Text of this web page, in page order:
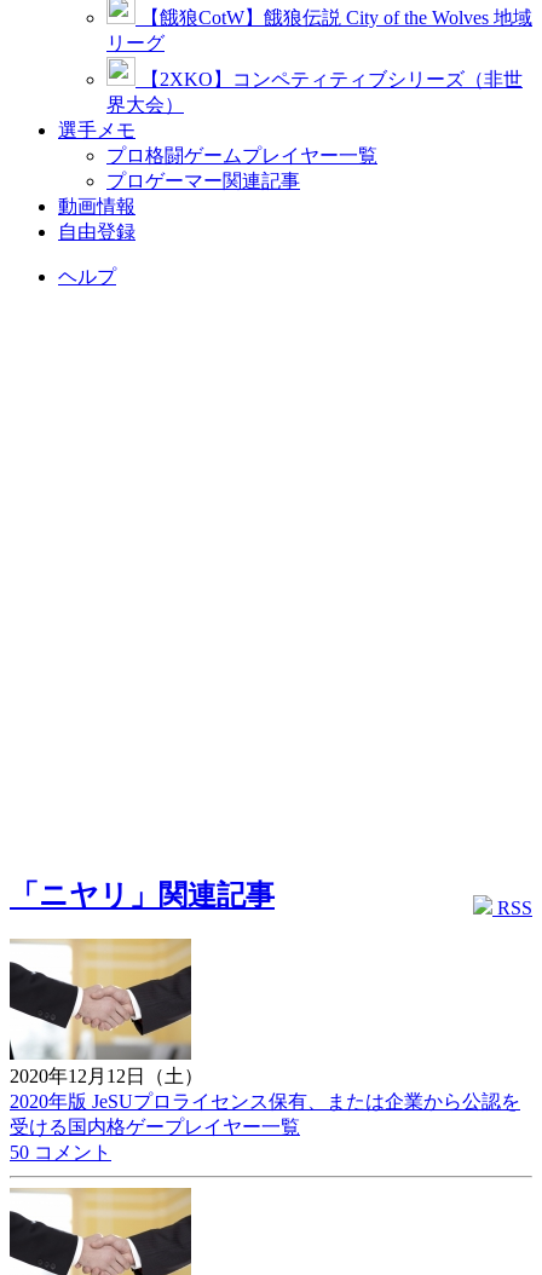
【餓狼CotW】餓狼伝説 City of the Wolves 地域
リーグ
【2XKO】コンペティティブシリーズ（非世
界大会）
選手メモ
プロ格闘ゲームプレイヤー一覧
プロゲーマー関連記事
動画情報
自由登録
ヘルプ
RSS
「ニヤリ」関連記事
2020年12月12日（土）
2020年版 JeSUプロライセンス保有、または企業から公認を
受ける国内格ゲープレイヤー一覧
50 コメント